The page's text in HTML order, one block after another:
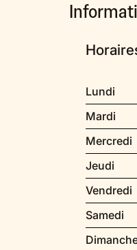
Lundi
Mardi
Mercredi
Jeudi
Vendredi
Samedi